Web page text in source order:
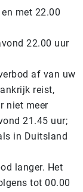
met 22.00
22.00 uur
af van uw
reist,
niet meer
21.45 uur;
in Duitsland
langer. Het
tot 00.00